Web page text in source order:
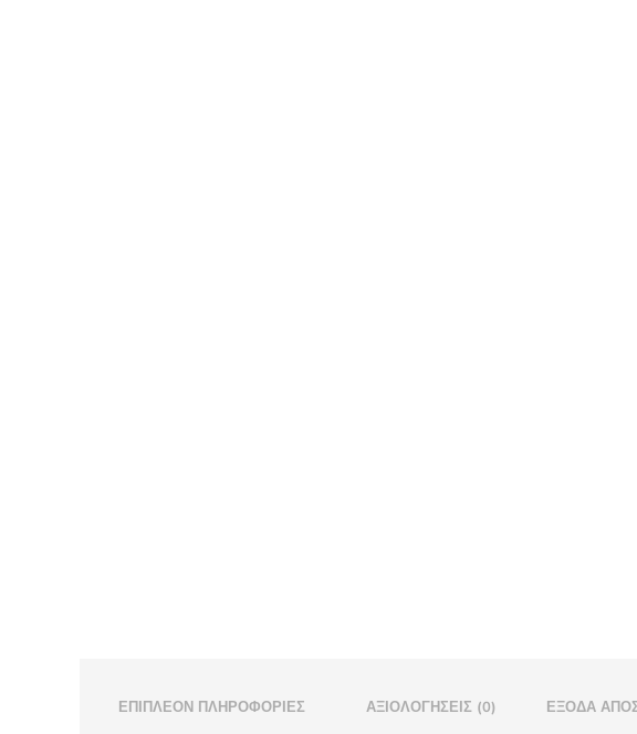
ΕΠΙΠΛΈΟΝ ΠΛΗΡΟΦΟΡΊΕΣ ΑΞΙΟΛΟΓΉΣΕΙΣ (0) ΈΞΟΔΑ